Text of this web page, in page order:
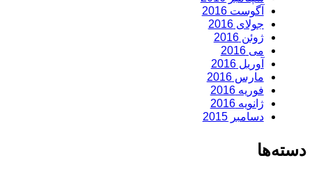
آگوست 2016
جولای 2016
ژوئن 2016
می 2016
آوریل 2016
مارس 2016
فوریه 2016
ژانویه 2016
دسامبر 2015
دسته‌ها